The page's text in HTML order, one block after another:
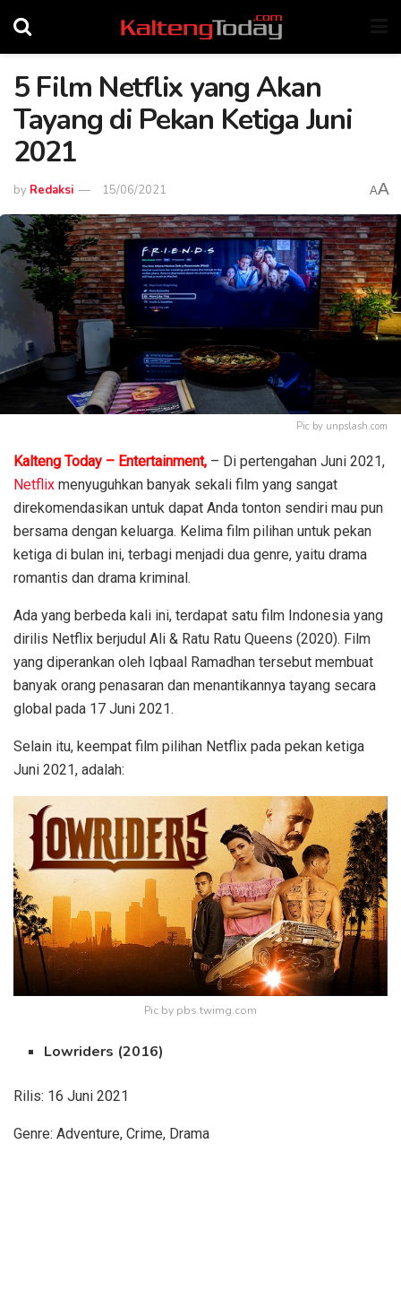
5 Film Netflix yang Akan
Tayang di Pekan Ketiga Juni
2021
by Redaksi 15/06/2021 AA
Pic by unpslash.com
Kalteng Today – Entertainment, – Di pertengahan Juni 2021,
Netflix menyuguhkan banyak sekali film yang sangat
direkomendasikan untuk dapat Anda tonton sendiri mau pun
bersama dengan keluarga. Kelima film pilihan untuk pekan
ketiga di bulan ini, terbagi menjadi dua genre, yaitu drama
romantis dan drama kriminal.
Ada yang berbeda kali ini, terdapat satu film Indonesia yang
dirilis Netflix berjudul Ali & Ratu Ratu Queens (2020). Film
yang diperankan oleh Iqbaal Ramadhan tersebut membuat
banyak orang penasaran dan menantikannya tayang secara
global pada 17 Juni 2021.
Selain itu, keempat film pilihan Netflix pada pekan ketiga
Juni 2021, adalah:
Pic by pbs.twimg.com
Lowriders (2016)
Rilis: 16 Juni 2021
Genre: Adventure, Crime, Drama